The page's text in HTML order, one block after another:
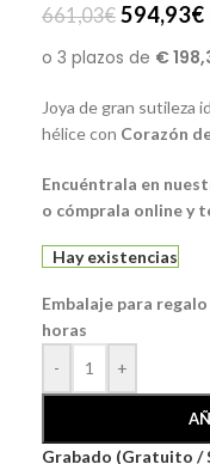
661,03€ 594,93€
Joya de gran sutileza
hélice con Corazón
Encuéntrala en
o cómprala online y
Hay existencias
Embalaje para
horas
-
+
Grabado (Gratuito /